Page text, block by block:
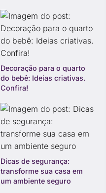
Decoração para o quarto
do bebê: Ideias criativas.
Confira!
Dicas de segurança:
transforme sua casa em
um ambiente seguro